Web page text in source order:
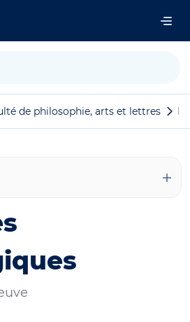
de philosophie, arts et lettres